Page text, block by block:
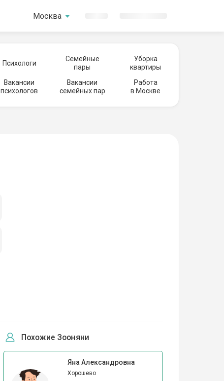
Москва
Психологи
Семейные
пары
Уборка
квартиры
Вакансии
психологов
Вакансии
семейных пар
Работа
в Москве
Похожие Зооняни
Яна Александровна
Хорошево